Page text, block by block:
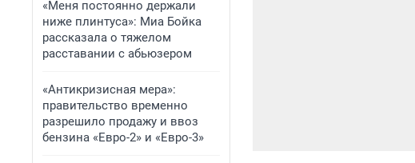
«Меня постоянно держали
ниже плинтуса»: Миа Бойка
рассказала о тяжелом
расставании с абьюзером
«Антикризисная мера»:
правительство временно
разрешило продажу и ввоз
бензина «Евро-2» и «Евро-3»